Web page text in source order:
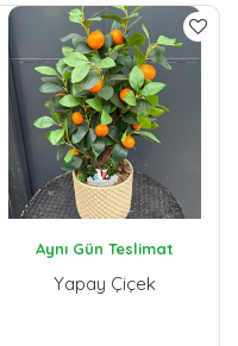
Aynı Gün Teslimat
Yapay Çiçek